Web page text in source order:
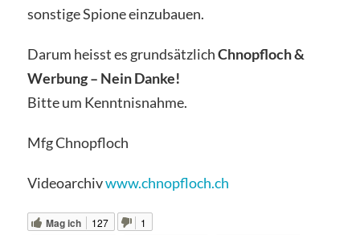
sonstige Spione einzubauen.
Darum heisst es grundsätzlichChnopfloch &
Werbung – Nein Danke!
Bitte um Kenntnisnahme.
Mfg Chnopfloch
Videoarchivwww.chnopfloch.ch
Mag ich 127 1